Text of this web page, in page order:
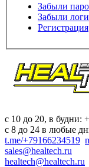
Забыли
Забыли
Регистрация
c 10 до 20, в будни:
с 8 до 24 в любые
t.me/+79166234519
sales@healtech.ru
healtech@healtech.ru